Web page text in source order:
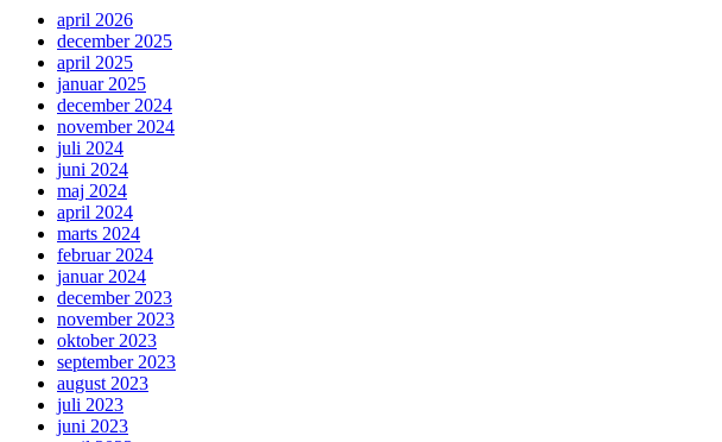
april 2026
december 2025
april 2025
januar 2025
december 2024
november 2024
juli 2024
juni 2024
maj 2024
april 2024
marts 2024
februar 2024
januar 2024
december 2023
november 2023
oktober 2023
september 2023
august 2023
juli 2023
juni 2023